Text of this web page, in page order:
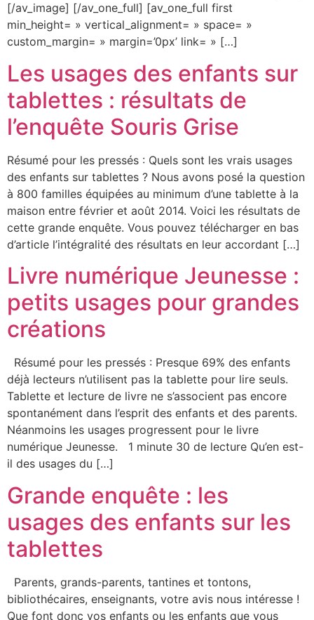
[/av_image] [/av_one_full] [av_one_full first
min_height= » vertical_alignment= » space= »
custom_margin= » margin=’0px’ link= » […]
Les usages des enfants sur
tablettes : résultats de
l’enquête Souris Grise
Résumé pour les pressés : Quels sont les vrais usages
des enfants sur tablettes ? Nous avons posé la question
à 800 familles équipées au minimum d’une tablette à la
maison entre février et août 2014. Voici les résultats de
cette grande enquête. Vous pouvez télécharger en bas
d’article l’intégralité des résultats en leur accordant […]
Livre numérique Jeunesse :
petits usages pour grandes
créations
Résumé pour les pressés : Presque 69% des enfants
déjà lecteurs n’utilisent pas la tablette pour lire seuls.
Tablette et lecture de livre ne s’associent pas encore
spontanément dans l’esprit des enfants et des parents.
Néanmoins les usages progressent pour le livre
numérique Jeunesse. 1 minute 30 de lecture Qu’en est-
il des usages du […]
Grande enquête : les
usages des enfants sur les
tablettes
Parents, grands-parents, tantines et tontons,
bibliothécaires, enseignants, votre avis nous intéresse !
Que font donc vos enfants ou les enfants que vous